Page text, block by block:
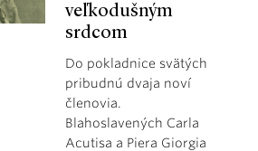
veľkodušným
srdcom
Do pokladnice svätých
pribudnú dvaja noví
členovia.
Blahoslavených Carla
Acutisa a Piera Giorgia